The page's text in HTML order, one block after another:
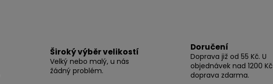
Široký výběr velikostí
Velký nebo malý, u nás
žádný problém.
Doručení
Doprava již od 55 Kč. U
objednávek nad 1200 Kč
doprava zdarma.